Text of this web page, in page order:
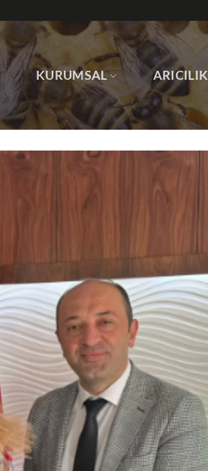
KURUMSAL ARICILIK